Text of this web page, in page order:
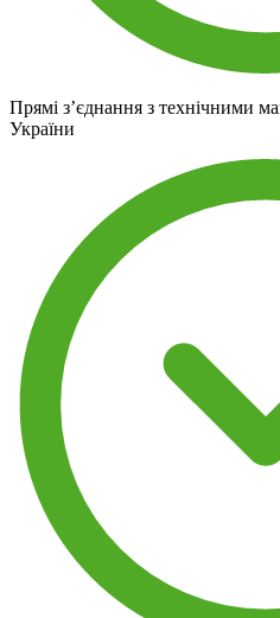
Прямі з’єднання з технічними
України